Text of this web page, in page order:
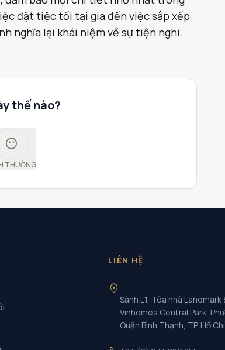
đặt tiệc tối tại gia đến việc sắp xếp
nghĩa lại khái niệm về sự tiện nghi.
thế nào?
sentiment_neutral
THƯỜNG
LIÊN HỆ
location_on
Sảnh L1, Tòa nhà Landmark
Vinhomes Central Park,
Quận Bình Thạnh, TP. Hồ